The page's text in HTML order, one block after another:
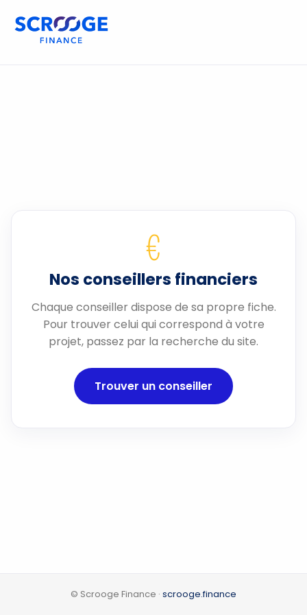
€
Nos conseillers financiers
Chaque conseiller dispose de sa propre fiche.
Pour trouver celui qui correspond à votre
projet, passez par la recherche du site.
Trouver un conseiller
© Scrooge Finance · scrooge.finance